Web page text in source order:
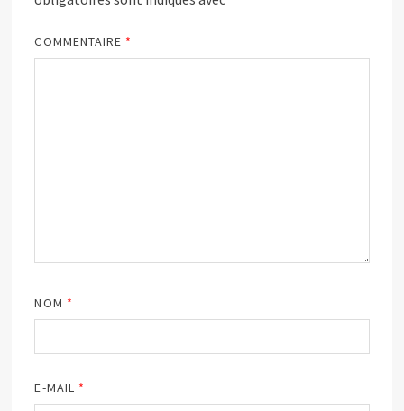
COMMENTAIRE *
NOM *
E-MAIL *